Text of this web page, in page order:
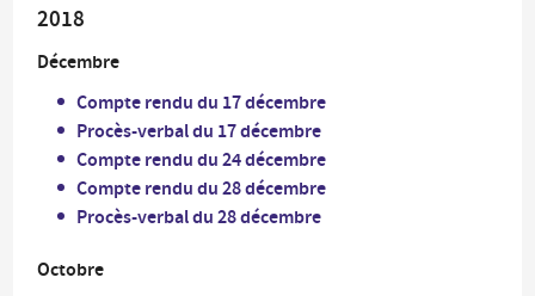
2018
Décembre
Compte rendu du 17 décembre
Procès-verbal du 17 décembre
Compte rendu du 24 décembre
Compte rendu du 28 décembre
Procès-verbal du 28 décembre
Octobre